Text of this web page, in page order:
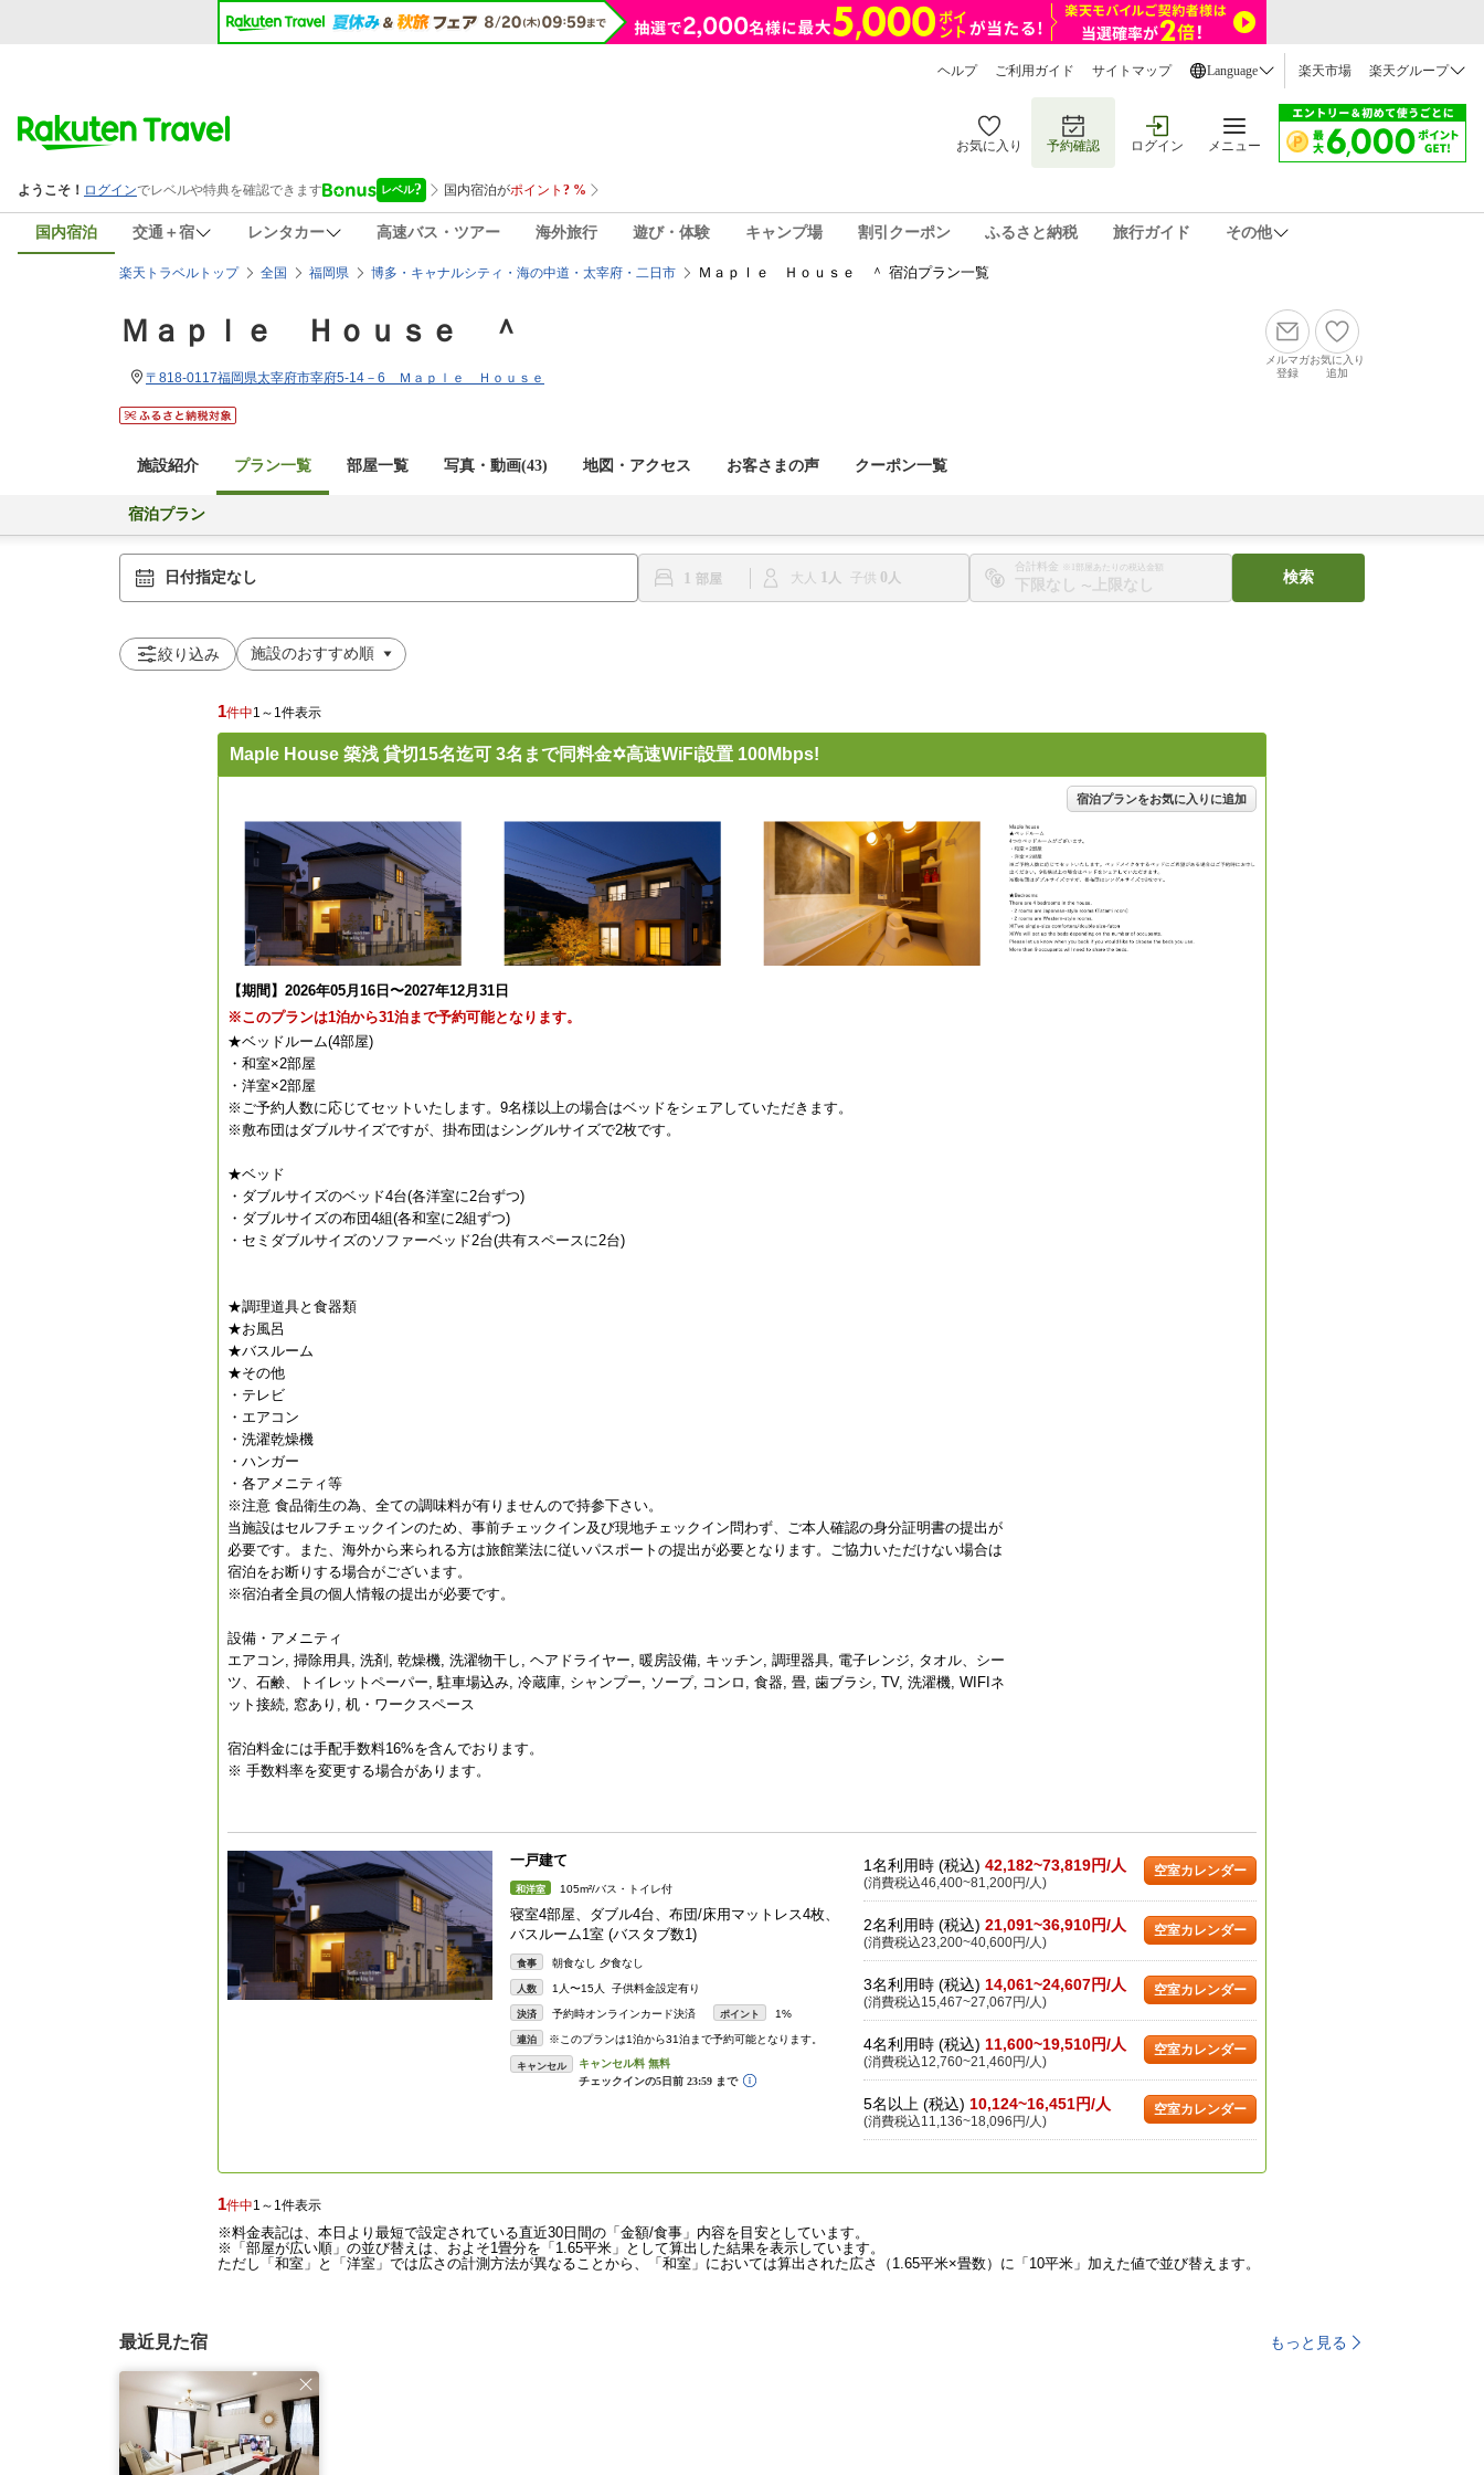
ヘルプ ご利用ガイド サイトマップ Language 楽天市場 楽天グループ
お気に入り 予約確認 ログイン メニュー
国内宿泊 交通＋宿 レンタカー 高速バス・ツアー 海外旅行 遊び・体験 キャンプ場 割引クーポン ふるさと納税 旅行ガイド その他
楽天トラベルトップ 全国 福岡県 博多・キャナルシティ・海の中道・太宰府・二日市 Ｍａｐｌｅ Ｈｏｕｓｅ ＾ 宿泊プラン一覧
Ｍａｐｌｅ Ｈｏｕｓｅ ＾
〒818-0117福岡県太宰府市宰府5-14－6 Ｍａｐｌｅ Ｈｏｕｓｅ
メルマガ
登録
お気に入り
追加
施設紹介 プラン一覧 部屋一覧 写真・動画(43) 地図・アクセス お客さまの声 クーポン一覧
宿泊プラン
日付指定なし 1 大人 1 子供 0
合計料金 ※1部屋あたりの税込金額
〜
検索
絞り込み
1件中1～1件表示
Maple House 築浅 貸切15名迄可 3名まで同料金✡️高速WiFi設置 100Mbps!
宿泊プランをお気に入りに追加
【期間】2026年05月16日〜2027年12月31日
※このプランは1泊から31泊まで予約可能となります。
★ベッドルーム(4部屋)
・和室×2部屋
・洋室×2部屋
※ご予約人数に応じてセットいたします。9名様以上の場合はベッドをシェアしていただきます。
※敷布団はダブルサイズですが、掛布団はシングルサイズで2枚です。
★ベッド
・ダブルサイズのベッド4台(各洋室に2台ずつ)
・ダブルサイズの布団4組(各和室に2組ずつ)
・セミダブルサイズのソファーベッド2台(共有スペースに2台)
★調理道具と食器類
★お風呂
★バスルーム
★その他
・テレビ
・エアコン
・洗濯乾燥機
・ハンガー
・各アメニティ等
※注意 食品衛生の為、全ての調味料が有りませんので持参下さい。
当施設はセルフチェックインのため、事前チェックイン及び現地チェックイン問わず、ご本人確認の身分証明書の提出が
必要です。また、海外から来られる方は旅館業法に従いパスポートの提出が必要となります。ご協力いただけない場合は
宿泊をお断りする場合がございます。
※宿泊者全員の個人情報の提出が必要です。
設備・アメニティ
エアコン, 掃除用具, 洗剤, 乾燥機, 洗濯物干し, ヘアドライヤー, 暖房設備, キッチン, 調理器具, 電子レンジ, タオル、シー
ツ、石鹸、トイレットペーパー, 駐車場込み, 冷蔵庫, シャンプー, ソープ, コンロ, 食器, 畳, 歯ブラシ, TV, 洗濯機, WIFIネ
ット接続, 窓あり, 机・ワークスペース
宿泊料金には手配手数料16%を含んでおります。
※ 手数料率を変更する場合があります。
一戸建て
和洋室 105m²/バス・トイレ付
寝室4部屋、ダブル4台、布団/床用マットレス4枚、
バスルーム1室 (バスタブ数1)
食事 朝食なし 夕食なし
人数 1人〜15人 子供料金設定有り
決済 予約時オンラインカード決済 ポイント 1%
連泊 ※このプランは1泊から31泊まで予約可能となります。
キャンセル
1名利用時 (税込) 42,182~73,819円/人
(消費税込46,400~81,200円/人)
空室カレンダー
2名利用時 (税込) 21,091~36,910円/人
(消費税込23,200~40,600円/人)
空室カレンダー
3名利用時 (税込) 14,061~24,607円/人
(消費税込15,467~27,067円/人)
空室カレンダー
4名利用時 (税込) 11,600~19,510円/人
(消費税込12,760~21,460円/人)
空室カレンダー
5名以上 (税込) 10,124~16,451円/人
(消費税込11,136~18,096円/人)
空室カレンダー
1件中1～1件表示
※料金表記は、本日より最短で設定されている直近30日間の「金額/食事」内容を目安としています。
※「部屋が広い順」の並び替えは、およそ1畳分を「1.65平米」として算出した結果を表示しています。
ただし「和室」と「洋室」では広さの計測方法が異なることから、「和室」においては算出された広さ（1.65平米×畳数）に「10平米」加えた値で並び替えます。
最近見た宿 もっと見る